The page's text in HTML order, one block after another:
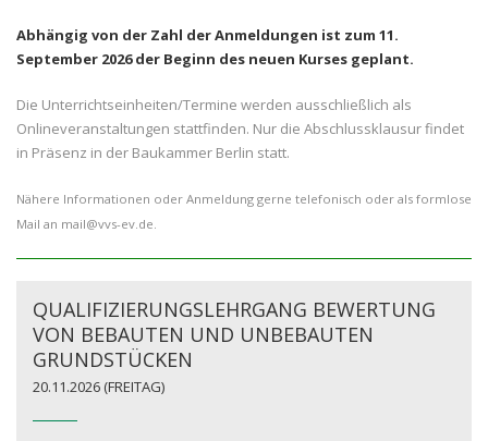
Abhängig von der Zahl der Anmeldungen ist zum 11.
September 2026 der Beginn des neuen Kurses geplant.
Die Unterrichtseinheiten/Termine werden ausschließlich als
Onlineveranstaltungen stattfinden. Nur die Abschlussklausur findet
in Präsenz in der Baukammer Berlin statt.
Nähere Informationen oder Anmeldung gerne telefonisch oder als formlose
Mail an mail@vvs-ev.de.
QUALIFIZIERUNGSLEHRGANG BEWERTUNG
VON BEBAUTEN UND UNBEBAUTEN
GRUNDSTÜCKEN
20.11.2026 (FREITAG)